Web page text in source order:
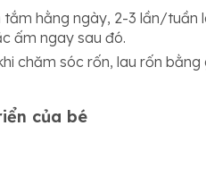
hằng ngày, 2-3 lần/tuần
ấm ngay sau đó.
chăm sóc rốn, lau rốn
của bé